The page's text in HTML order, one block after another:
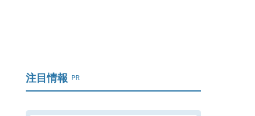
注目情報 PR